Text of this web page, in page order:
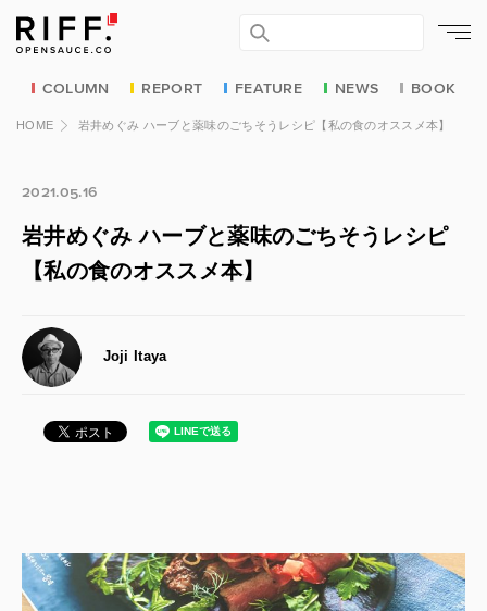
COLUMN REPORT FEATURE NEWS BOOK
HOME 岩井めぐみ ハーブと薬味のごちそうレシピ【私の食のオススメ本】
2021.05.16
岩井めぐみ ハーブと薬味のごちそうレシピ
【私の食のオススメ本】
Joji Itaya